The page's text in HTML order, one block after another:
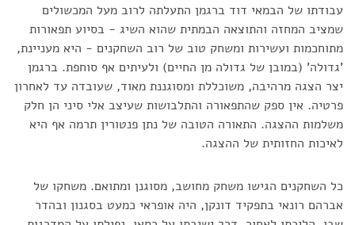
עבודתו של הבמאי דוד ברגמן התעלתה לרוב מעל המכשולים
שמציב המחזה והתוצאה הבמתית שהוא השיג - בסיוע תפאורות
מתוחכמות ועשירות ומשחק טוב של רוב השחקנים - היא מעניינת,
'גדולה' (במובן של גדולה מן החיים) ולעיתים אף סוחפת. ברגמן
יצר הצגה מרהיבה, משוכללת ומסוגננת מאוד, שעובדה עד לאחרון
פרטיה. אין ספק שהתפאורה והתלבושות שעיצב אלי סיני הן חלק
משלמות ההצגה. התאורה הטובה של נתן פנטורין תרמה אף היא
לאיכות החזותית של ההצגה.
כל השחקנים הגישו משחק מחושב, מסוגנן ומתואם. משחקו של
אברהם רונאי בתפקיד דונקן, היה אופראי כמעט בסגנון ובהדר